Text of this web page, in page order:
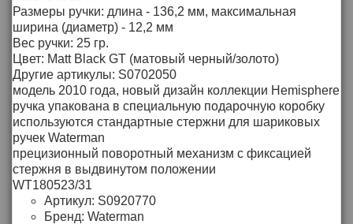
- зеркальный хром, глубокая гравировка "Waterman
Paris" на кольце грипп-секции
Цвет : Blue CT (синий/хром)
используются стандартные стержни для шариковых
ручек Waterman
стержень Fblack (тонкий черный), артикул: S0831020
стержень Mblue (средний синий), артикул: S0831040
WT260323/21, WT260323/32
Waterman S0768070
Ручка шариковая
Толщина пишущего узла: Средний (М)
Цвет стержня: Синий
Корпус: Лак / Гравировка
Отделка: Посеребрение
Цвет: Green Lacquer ST ( Зеленый / серебро )
WT040923/32
Размеры ручки: длина - 136,2 мм, максимальная
ширина (диаметр) - 12,2 мм
Вес ручки: 25 гр.
Цвет: Matt Black GT (матовый черный/золото)
Другие артикулы: S0702050
модель 2010 года, новый дизайн коллекции Hemisphere
ручка упакована в специальную подарочную коробку
используются стандартные стержни для шариковых
ручек Waterman
прецизионный поворотный механизм с фиксацией
стержня в выдвинутом положении
WT180523/31
Артикул: S0920770
Бренд: Waterman